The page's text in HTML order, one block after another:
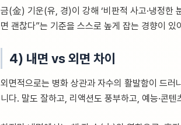
금(金) 기운(유, 경)이 강해 ‘비판적 사고·냉정한
면 괜찮다”는 기준을 스스로 높게 잡는 경향이
4) 내면 vs 외면 차이
외면적으로는 병화 상관과 자수의 활발함이 드
니다. 말도 잘하고, 리액션도 풍부하고, 예능·콘